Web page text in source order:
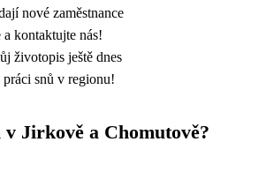
nové zaměstnance
a kontaktujte nás!
životopis ještě dnes
práci snů v regionu!
Jirkově a Chomutově?